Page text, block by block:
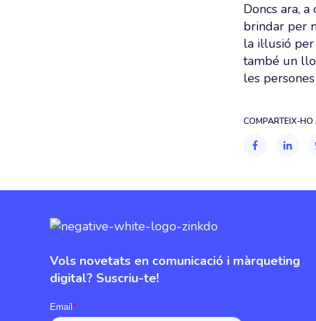
Doncs ara,
brindar per
la il·lusió
també un
les
COMPARTEIX-
Vols novetats en comunicació i màrqueting
digital? Suscriu-te!